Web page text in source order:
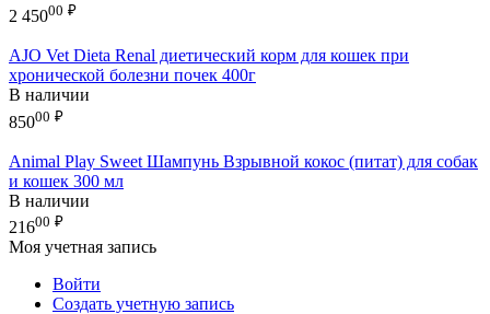
2 45000 ₽
AJO Vet Dieta Renal диетический корм для кошек при
хронической болезни почек 400г
В наличии
85000 ₽
Animal Play Sweet Шампунь Взрывной кокос (питат) для собак
и кошек 300 мл
В наличии
21600 ₽
Моя учетная запись
Войти
Создать учетную запись